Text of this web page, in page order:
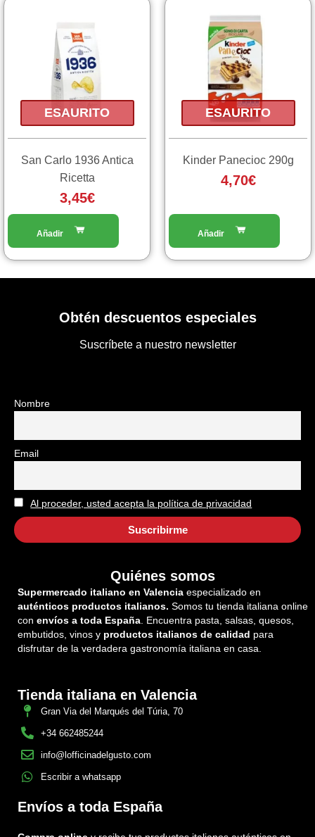
ESAURITO
San Carlo 1936 Antica
Ricetta
3,45€
ESAURITO
Kinder Panecioc 290g
4,70€
Obtén descuentos especiales
Suscríbete a nuestro newsletter
Nombre
Email
Al proceder, usted acepta la política de privacidad
Quiénes somos
Supermercado italiano en Valencia especializado en
auténticos productos italianos. Somos tu tienda italiana online
con envíos a toda España . Encuentra pasta, salsas, quesos,
embutidos, vinos y productos italianos de calidad para
disfrutar de la verdadera gastronomía italiana en casa.
Tienda italiana en Valencia
Gran Via del Marqués del Túria, 70
+34 662485244
info@lofficinadelgusto.com
Escribir a whatsapp
Envíos a toda España